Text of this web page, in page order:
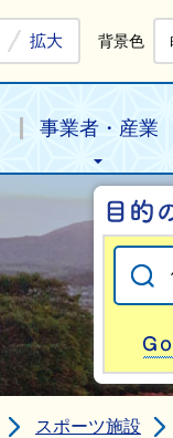
拡大 背景色
事業者・産業
スポーツ施設